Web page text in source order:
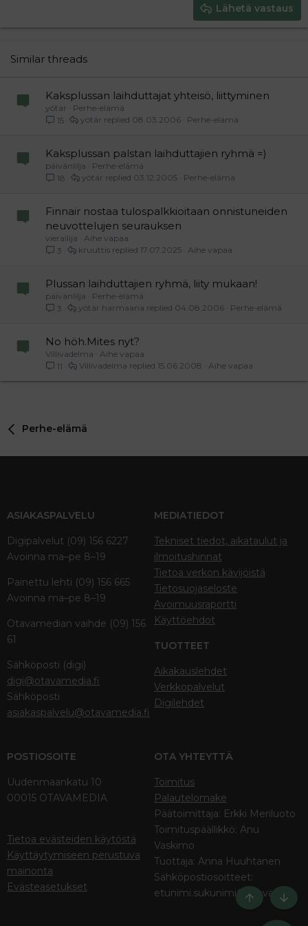
26
Lähetä vastaus
Similar threads
Kaksplussan laihduttajat yhteisö, liittyminen
yötär
Perhe-elämä
15
Perhe-elämä
08.03.2006
yötär
Kaksplussan palstan laihduttajien ryhmä =)
päivänlilja
Perhe-elämä
18
Perhe-elämä
03.12.2005
yötär
Finnair nostaa tulospalkkioitaan onnistuneiden
neuvottelujen seurauksen
vierailija
Aihe vapaa
3
Aihe vapaa
17.07.2025
kruuttis
Plussan laihduttajien ryhmä, liity mukaan!
päivänlilja
Perhe-elämä
3
Perhe-elämä
04.08.2006
yötär harmaana
No höh.Mites nyt?
Villivadelma
Aihe vapaa
11
Aihe vapaa
15.06.2008
Villivadelma
Perhe-elämä
ASIAKASPALVELU
Digipalvelut (09) 156 6227
Avoinna ma–pe 8–19
Painettu lehti (09) 156 665
Avoinna ma–pe 8–19
Otavamedian vaihde (09) 156
61
Sähköposti (digi)
digi@otavamedia.fi
Sähköposti
asiakaspalvelu@otavamedia.fi
MEDIATIEDOT
Tekniset tiedot, aikataulut ja
ilmoitushinnat
Tietoa verkon kävijöistä
Tietosuojaseloste
Avoimuusraportti
Käyttöehdot
TUOTTEET
Aikakauslehdet
Verkkopalvelut
Digilehdet
POSTIOSOITE
Uudenmaankatu 10
00015 OTAVAMEDIA
Tietoa evästeiden käytöstä
Käyttäytymiseen perustuva
mainonta
Evästeasetukset
OTA YHTEYTTÄ
Toimitus
Palautelomake
Päätoimittaja: Erkki Meriluoto
Toimituspäällikkö: Anu
Vaskimo
Tuottaja: Anna Huuhtanen
Sähköpostiosoitteet:
etunimi.sukunimi@otava.fi
Ylös